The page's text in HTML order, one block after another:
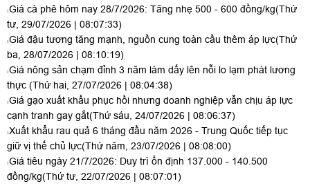
Giá cà phê hôm nay 28/7/2026: Tăng nhẹ 500 - 600 đồng/kg(Thứ
tư, 29/07/2026 | 08:07:33)
Giá đậu tương tăng mạnh, nguồn cung toàn cầu thêm áp lực(Thứ
ba, 28/07/2026 | 08:10:19)
Giá nông sản chạm đỉnh 3 năm làm dấy lên nỗi lo lạm phát lương
thực (Thứ hai, 27/07/2026 | 08:04:38)
Giá gạo xuất khẩu phục hồi nhưng doanh nghiệp vẫn chịu áp lực
cạnh tranh gay gắt(Thứ sáu, 24/07/2026 | 08:06:37)
Xuất khẩu rau quả 6 tháng đầu năm 2026 - Trung Quốc tiếp tục
giữ vị thế chủ lực(Thứ năm, 23/07/2026 | 08:08:00)
Giá tiêu ngày 21/7/2026: Duy trì ổn định 137.000 - 140.500
đồng/kg(Thứ tư, 22/07/2026 | 08:07:01)